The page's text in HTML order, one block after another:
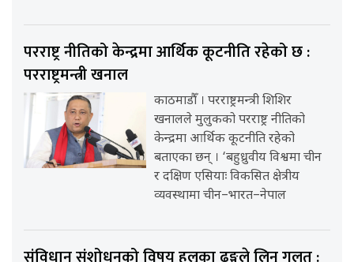
परराष्ट्र नीतिको केन्द्रमा आर्थिक कूटनीति रहेको छ :
परराष्ट्रमन्त्री खनाल
काठमाडौँ । परराष्ट्रमन्त्री शिशिर
खनालले मुलुकको परराष्ट्र नीतिको
केन्द्रमा आर्थिक कूटनीति रहेको
बताएका छन् । ‘बहुध्रुवीय विश्वमा चीन
र दक्षिण एसियाः विकसित क्षेत्रीय
व्यवस्थामा चीन–भारत–नेपाल